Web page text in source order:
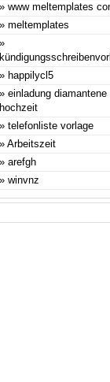
www meltemplates
meltemplates
happilycl5
einladung diamantene
hochzeit
telefonliste vorlage
Arbeitszeit
arefgh
winvnz